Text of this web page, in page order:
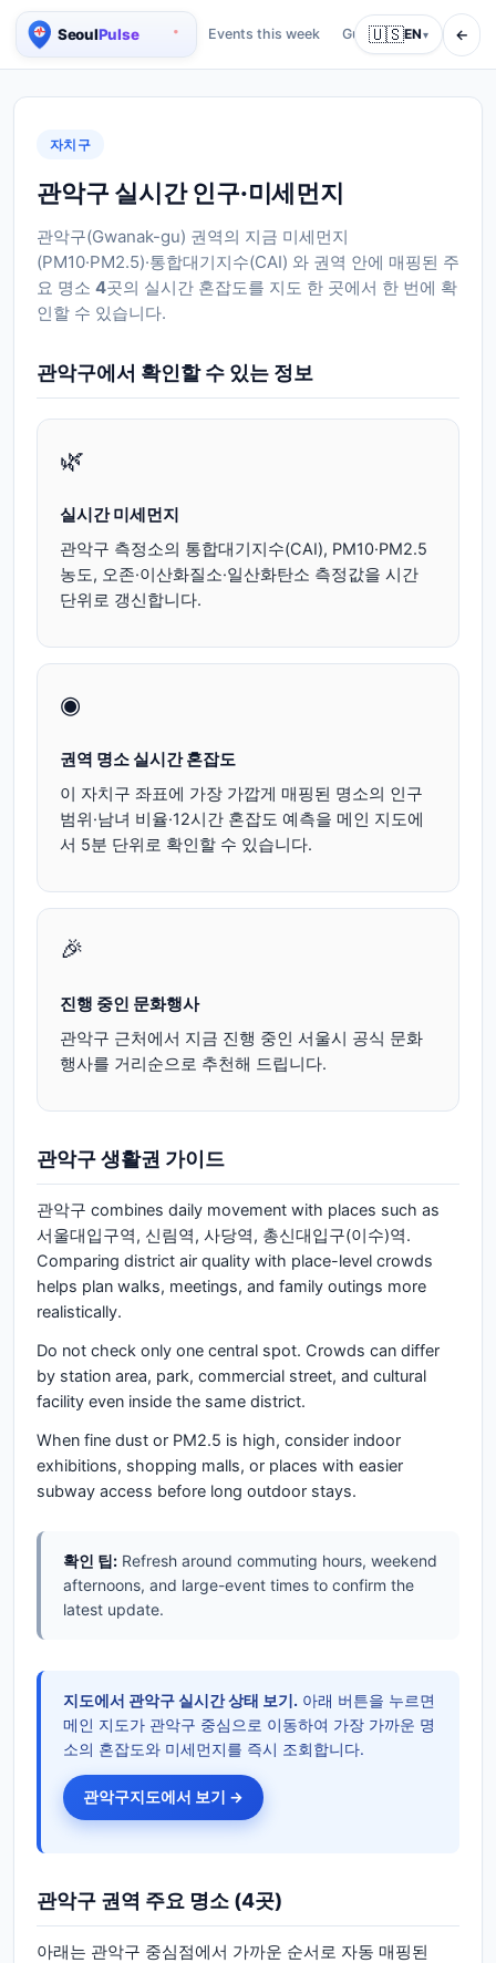
Seoul Real-time Population Map
Events this week Guides About
🇺🇸EN▾ ←
자치구
관악구 실시간 인구·미세먼지
관악구(Gwanak-gu) 권역의 지금 미세먼지
(PM10·PM2.5)·통합대기지수(CAI) 와 권역 안에 매핑된 주
요 명소 4곳의 실시간 혼잡도를 지도 한 곳에서 한 번에 확
인할 수 있습니다.
관악구에서 확인할 수 있는 정보
🌿
실시간 미세먼지
관악구 측정소의 통합대기지수(CAI), PM10·PM2.5
농도, 오존·이산화질소·일산화탄소 측정값을 시간
단위로 갱신합니다.
◉
권역 명소 실시간 혼잡도
이 자치구 좌표에 가장 가깝게 매핑된 명소의 인구
범위·남녀 비율·12시간 혼잡도 예측을 메인 지도에
서 5분 단위로 확인할 수 있습니다.
🎉
진행 중인 문화행사
관악구 근처에서 지금 진행 중인 서울시 공식 문화
행사를 거리순으로 추천해 드립니다.
관악구생활권 가이드
관악구 combines daily movement with places such as
서울대입구역, 신림역, 사당역, 총신대입구(이수)역.
Comparing district air quality with place-level crowds
helps plan walks, meetings, and family outings more
realistically.
Do not check only one central spot. Crowds can differ
by station area, park, commercial street, and cultural
facility even inside the same district.
When fine dust or PM2.5 is high, consider indoor
exhibitions, shopping malls, or places with easier
subway access before long outdoor stays.
확인 팁: Refresh around commuting hours, weekend
afternoons, and large-event times to confirm the
latest update.
지도에서 관악구 실시간 상태 보기. 아래 버튼을 누르면
메인 지도가 관악구 중심으로 이동하여 가장 가까운 명
소의 혼잡도와 미세먼지를 즉시 조회합니다.
관악구지도에서 보기 →
관악구 권역 주요 명소 (4곳)
아래는 관악구 중심점에서 가까운 순서로 자동 매핑된